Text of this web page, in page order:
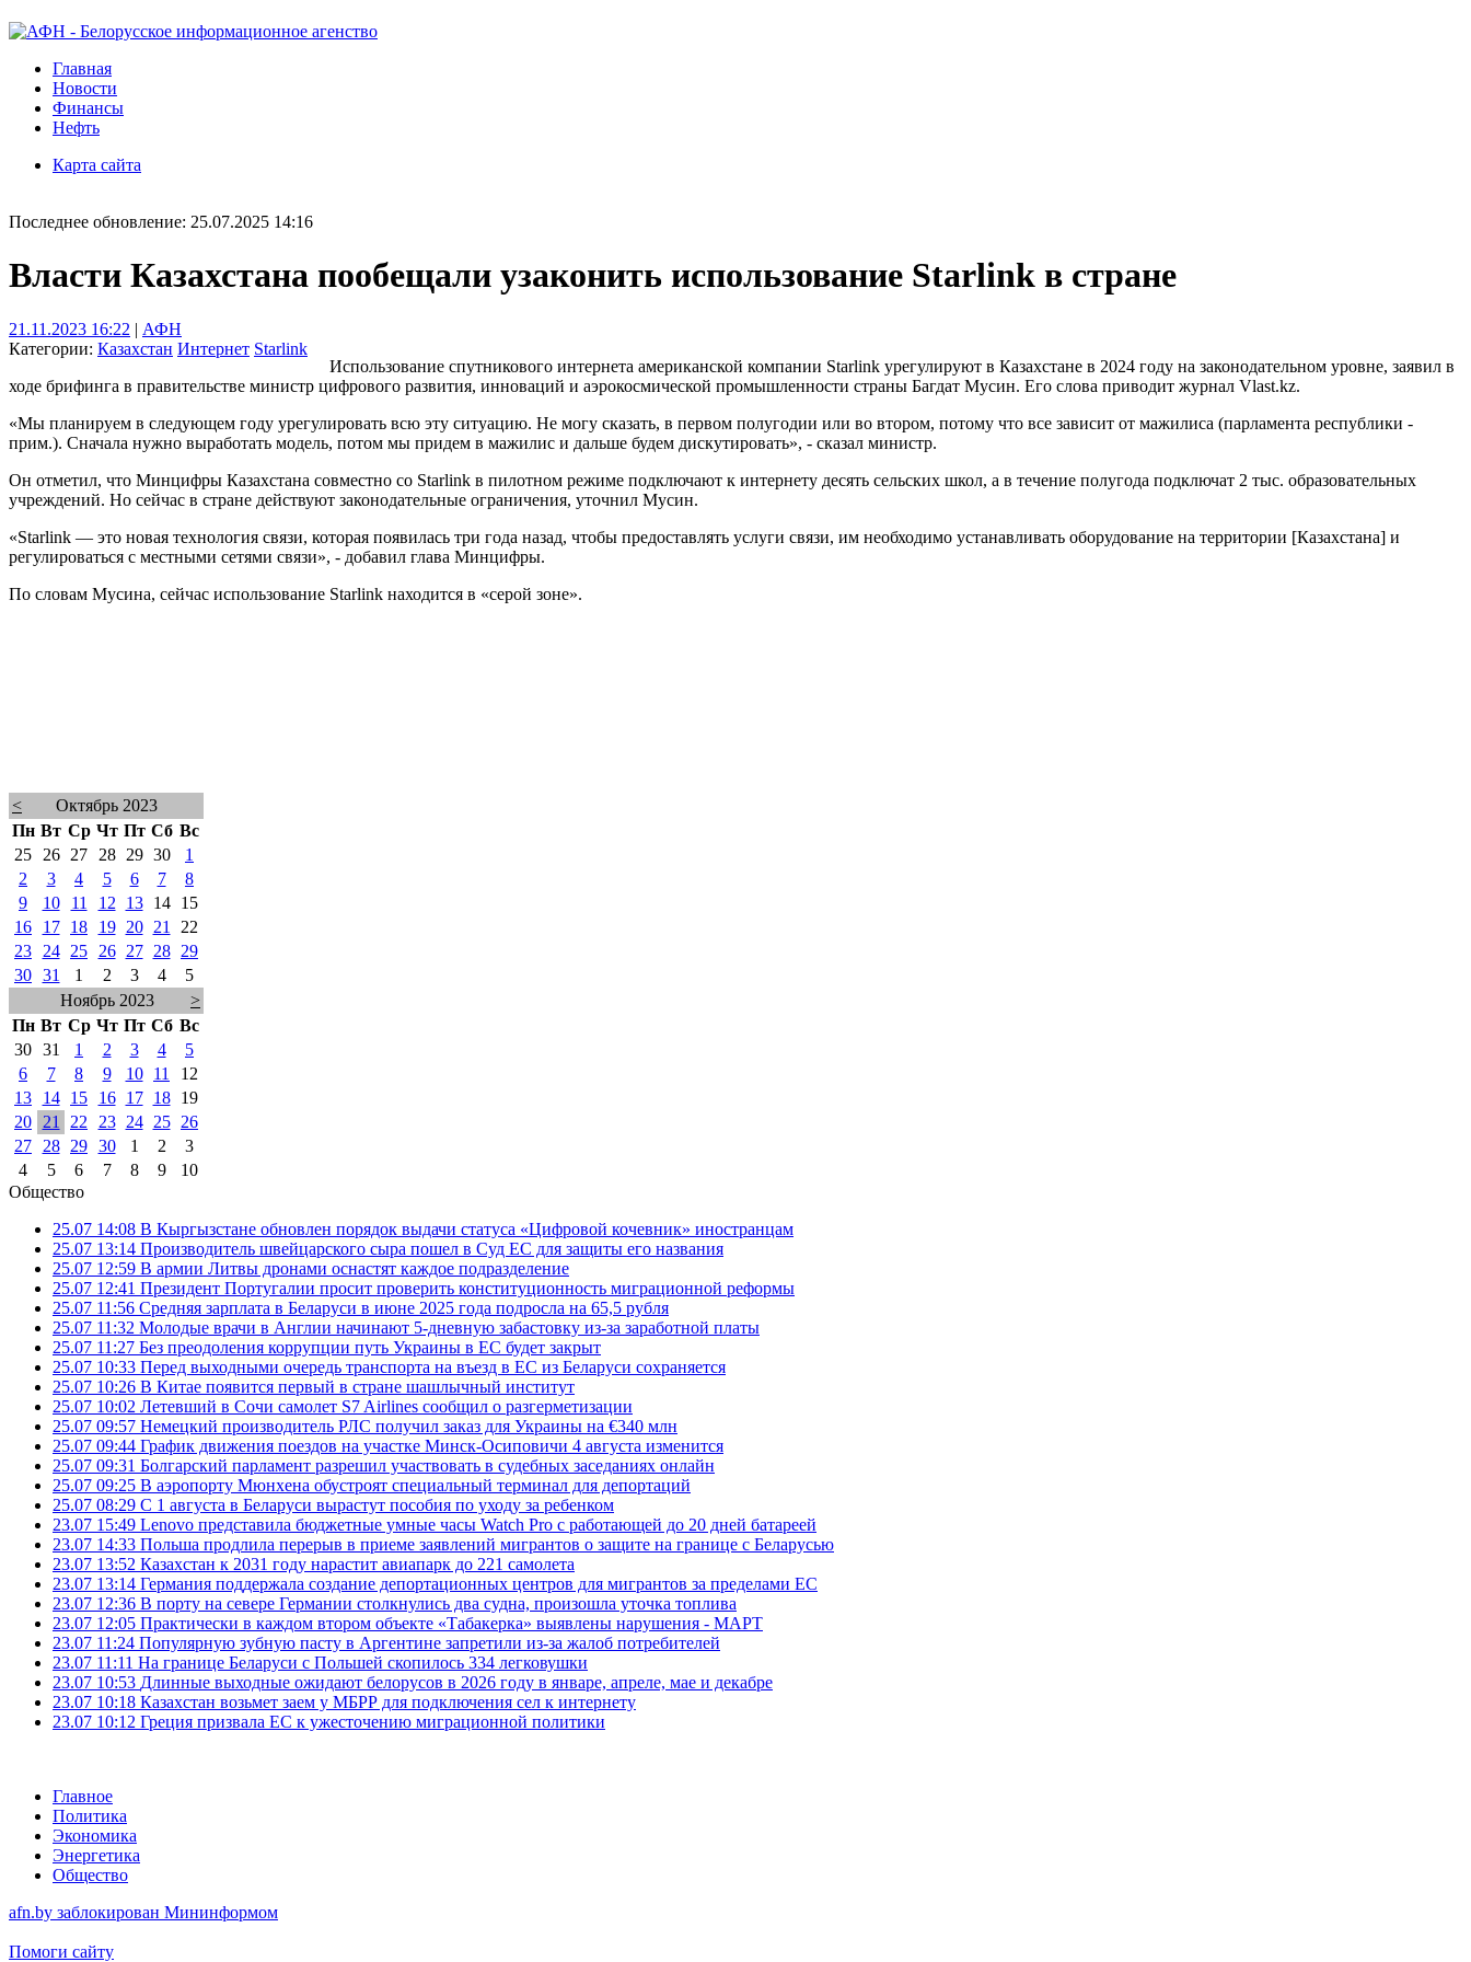
Главная
Новости
Финансы
Нефть
Карта сайта
Последнее обновление: 25.07.2025 14:16
Власти Казахстана пообещали узаконить использование Starlink в стране
21.11.2023 16:22 | АФН
Категории: Казахстан Интернет Starlink
Использование спутникового интернета американской компании Starlink урегулируют в Казахстане в 2024 году на законодательном уровне, заявил в
ходе брифинга в правительстве министр цифрового развития, инноваций и аэрокосмической промышленности страны Багдат Мусин. Его слова приводит журнал Vlast.kz.
«Мы планируем в следующем году урегулировать всю эту ситуацию. Не могу сказать, в первом полугодии или во втором, потому что все зависит от мажилиса (парламента республики -
прим.). Сначала нужно выработать модель, потом мы придем в мажилис и дальше будем дискутировать», - сказал министр.
Он отметил, что Минцифры Казахстана совместно со Starlink в пилотном режиме подключают к интернету десять сельских школ, а в течение полугода подключат 2 тыс. образовательных
учреждений. Но сейчас в стране действуют законодательные ограничения, уточнил Мусин.
«Starlink — это новая технология связи, которая появилась три года назад, чтобы предоставлять услуги связи, им необходимо устанавливать оборудование на территории [Казахстана] и
регулироваться с местными сетями связи», - добавил глава Минцифры.
По словам Мусина, сейчас использование Starlink находится в «серой зоне».
<
Октябрь 2023
Пн Вт Ср Чт Пт Сб Вс
25
26 27 28 29 30
1
2
3 4 5 6 7
8
9
10 11 12 13 14
15
16
17 18 19 20 21
22
23
24 25 26 27 28
29
30 31 1 2 3 4
5
Ноябрь 2023
>
Пн Вт Ср Чт Пт Сб Вс
30 31 1 2 3 4
5
6
7 8 9 10 11
12
13
14 15 16 17 18
19
20
21 22 23 24 25
26
27
28 29 30 1 2
3
4
5 6 7 8 9
10
Общество
25.07 14:08 В Кыргызстане обновлен порядок выдачи статуса «Цифровой кочевник» иностранцам
25.07 13:14 Производитель швейцарского сыра пошел в Суд ЕС для защиты его названия
25.07 12:59 В армии Литвы дронами оснастят каждое подразделение
25.07 12:41 Президент Португалии просит проверить конституционность миграционной реформы
25.07 11:56 Средняя зарплата в Беларуси в июне 2025 года подросла на 65,5 рубля
25.07 11:32 Молодые врачи в Англии начинают 5-дневную забастовку из-за заработной платы
25.07 11:27 Без преодоления коррупции путь Украины в ЕС будет закрыт
25.07 10:33 Перед выходными очередь транспорта на въезд в ЕС из Беларуси сохраняется
25.07 10:26 В Китае появится первый в стране шашлычный институт
25.07 10:02 Летевший в Сочи самолет S7 Airlines сообщил о разгерметизации
25.07 09:57 Немецкий производитель РЛС получил заказ для Украины на €340 млн
25.07 09:44 График движения поездов на участке Минск-Осиповичи 4 августа изменится
25.07 09:31 Болгарский парламент разрешил участвовать в судебных заседаниях онлайн
25.07 09:25 В аэропорту Мюнхена обустроят специальный терминал для депортаций
25.07 08:29 С 1 августа в Беларуси вырастут пособия по уходу за ребенком
23.07 15:49 Lenovo представила бюджетные умные часы Watch Pro с работающей до 20 дней батареей
23.07 14:33 Польша продлила перерыв в приеме заявлений мигрантов о защите на границе с Беларусью
23.07 13:52 Казахстан к 2031 году нарастит авиапарк до 221 самолета
23.07 13:14 Германия поддержала создание депортационных центров для мигрантов за пределами ЕС
23.07 12:36 В порту на севере Германии столкнулись два судна, произошла уточка топлива
23.07 12:05 Практически в каждом втором объекте «Табакерка» выявлены нарушения - МАРТ
23.07 11:24 Популярную зубную пасту в Аргентине запретили из-за жалоб потребителей
23.07 11:11 На границе Беларуси с Польшей скопилось 334 легковушки
23.07 10:53 Длинные выходные ожидают белорусов в 2026 году в январе, апреле, мае и декабре
23.07 10:18 Казахстан возьмет заем у МБРР для подключения сел к интернету
23.07 10:12 Греция призвала ЕС к ужесточению миграционной политики
Главное
Политика
Экономика
Энергетика
Общество
afn.by заблокирован Мининформом
Помоги сайту